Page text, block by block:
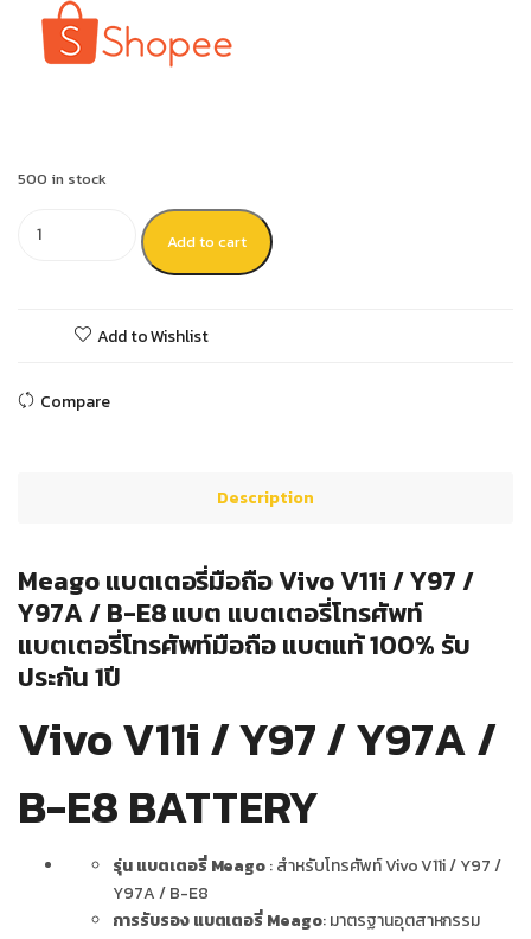
500 in stock
Add to cart
Add to Wishlist
Compare
Description
Meago แบตเตอรี่มือถือ Vivo V11i / Y97 /
Y97A / B-E8 แบต แบตเตอรี่โทรศัพท์
แบตเตอรี่โทรศัพท์มือถือ แบตแท้ 100% รับ
ประกัน 1ปี
Vivo V11i / Y97 / Y97A /
B-E8 BATTERY
รุ่น แบตเตอรี่ Meago: สำหรับโทรศัพท์ Vivo V11i / Y97 /
Y97A / B-E8
การรับรอง แบตเตอรี่ Meago: มาตรฐานอุตสาหกรรม